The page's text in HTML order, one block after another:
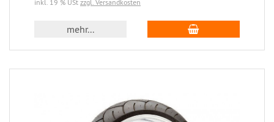
inkl. 19 % USt zzgl. Versandkosten
mehr...